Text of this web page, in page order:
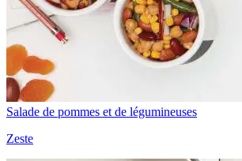
Salade de pommes et de légumineuses
Zeste